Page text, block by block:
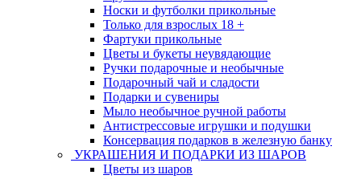
Носки и футболки прикольные
Только для взрослых 18 +
Фартуки прикольные
Цветы и букеты неувядающие
Ручки подарочные и необычные
Подарочный чай и сладости
Подарки и сувениры
Мыло необычное ручной работы
Антистрессовые игрушки и подушки
Консервация подарков в железную банку
УКРАШЕНИЯ И ПОДАРКИ ИЗ ШАРОВ
Цветы из шаров